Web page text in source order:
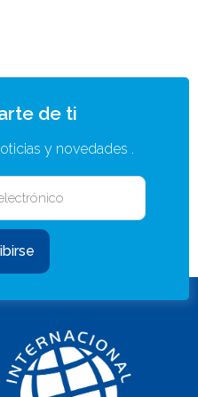
de ti
y novedades .